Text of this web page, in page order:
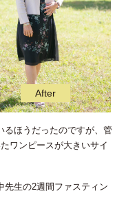
るほうだったのですが、管
ワンピースが大きいサイ
先生の2週間ファスティン